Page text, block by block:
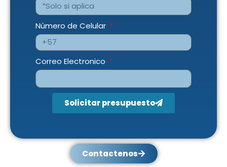
Número de Celular
Correo Electronico
Solicitar presupuesto
Contactenos